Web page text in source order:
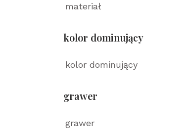
materiał
kolor dominujący
kolor dominujący
grawer
grawer